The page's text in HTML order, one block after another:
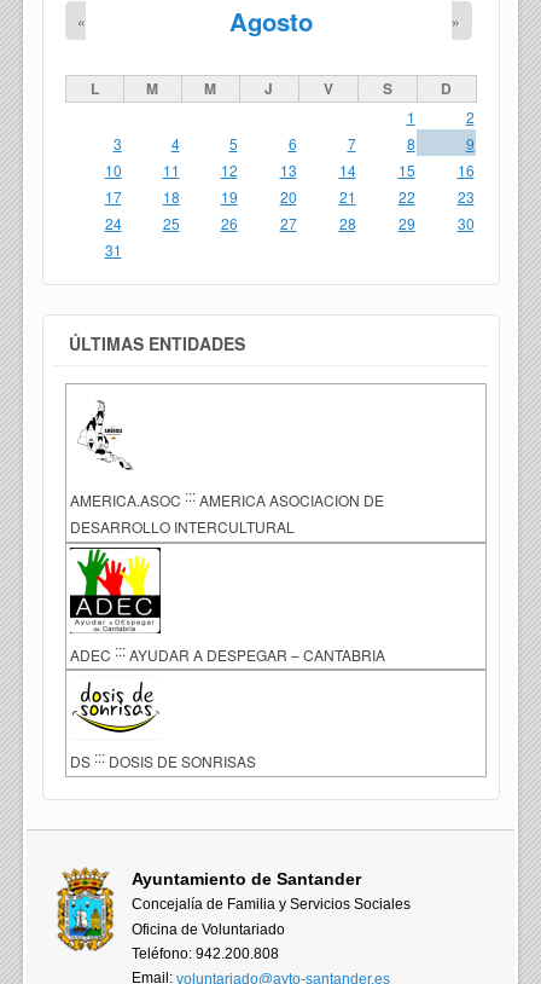
Agosto
« »
L M M J V S D
1
2
3
4 5 6 7 8
9
10
11 12 13 14 15
16
17
18 19 20 21 22
23
24
25 26 27 28 29
30
31
ÚLTIMAS ENTIDADES
AMERICA.ASOC ::: AMERICA ASOCIACION DE
DESARROLLO INTERCULTURAL
ADEC ::: AYUDAR A DESPEGAR – CANTABRIA
DS ::: DOSIS DE SONRISAS
Ayuntamiento de Santander
Concejalía de Familia y Servicios Sociales
Oficina de Voluntariado
Teléfono: 942.200.808
Email:voluntariado@ayto-santander.es